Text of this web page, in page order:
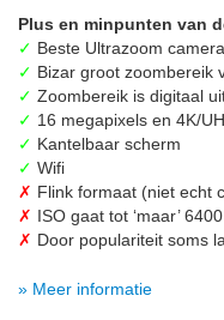
Plus en minpunten van
✓ Beste Ultrazoom
✓ Bizar groot zoombereik
✓ Zoombereik is digitaal
✓ 16 megapixels en 4K/
✓ Kantelbaar scherm
✓ Wifi
✗ Flink formaat (niet echt
✗ ISO gaat tot ‘maar’ 6400
✗ Door populariteit soms
» Meer informatie